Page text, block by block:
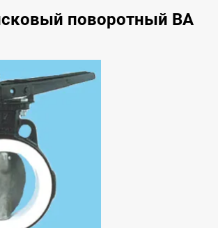
поворотный ВА